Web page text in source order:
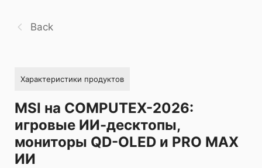
Back
Характеристики продуктов
MSI на COMPUTEX-2026:
игровые ИИ-десктопы,
мониторы QD-OLED и PRO MAX
ИИ